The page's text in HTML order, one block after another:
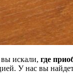
искали, где
У нас вы